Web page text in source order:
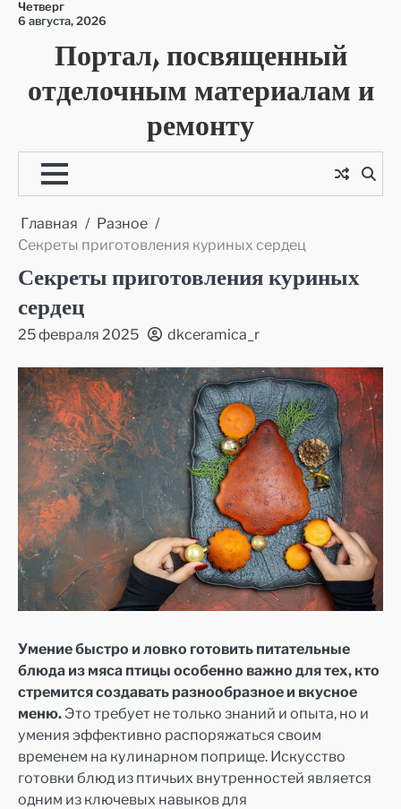
Перейти
содержимому
Четверг
6 августа, 2026
Портал, посвященный
отделочным материалам и
ремонту
Главная
Разное
Секреты приготовления куриных сердец
Секреты приготовления куриных
сердец
25 февраля 2025 dkceramica_r
Умение быстро и ловко готовить питательные
блюда из мяса птицы особенно важно для тех, кто
стремится создавать разнообразное и вкусное
меню. Это требует не только знаний и опыта, но и
умения эффективно распоряжаться своим
временем на кулинарном поприще. Искусство
готовки блюд из птичьих внутренностей является
одним из ключевых навыков для